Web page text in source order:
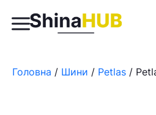
Головна / Шини / Petlas /